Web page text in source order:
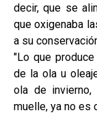
decir, que se
que oxigenaba
a su
"Lo que
de la ola u
ola de
muelle, ya no es